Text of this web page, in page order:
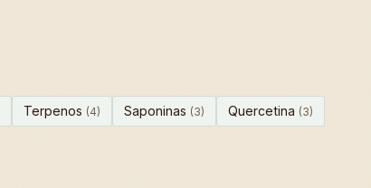
Terpenos (4) Saponinas (3) Quercetina (3)